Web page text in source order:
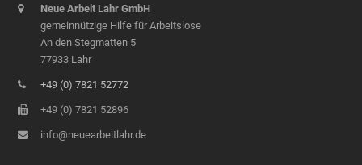
Neue Arbeit Lahr GmbH
gemeinnützige Hilfe für Arbeitslose
An den Stegmatten 5
77933 Lahr
+49 (0) 7821 52772
+49 (0) 7821 52896
info@neuearbeitlahr.de